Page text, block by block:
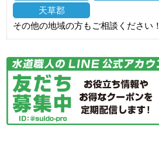
天草郡
その他の地域の方もご相談ください！